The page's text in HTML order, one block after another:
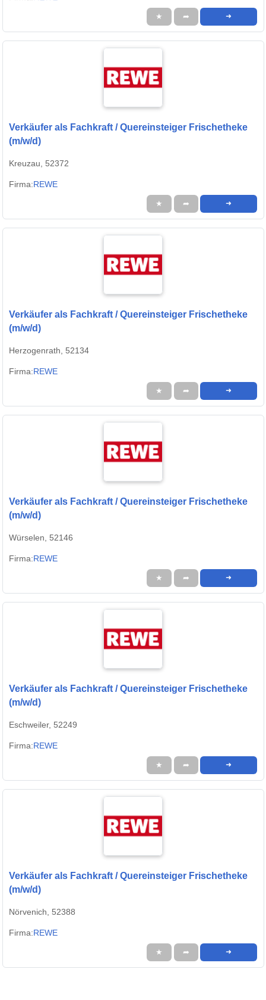
★ ➦ ➜
Verkäufer als Fachkraft / Quereinsteiger Frischetheke
(m/w/d)
Kreuzau, 52372
Firma:REWE
★ ➦ ➜
Verkäufer als Fachkraft / Quereinsteiger Frischetheke
(m/w/d)
Herzogenrath, 52134
Firma:REWE
★ ➦ ➜
Verkäufer als Fachkraft / Quereinsteiger Frischetheke
(m/w/d)
Würselen, 52146
Firma:REWE
★ ➦ ➜
Verkäufer als Fachkraft / Quereinsteiger Frischetheke
(m/w/d)
Eschweiler, 52249
Firma:REWE
★ ➦ ➜
Verkäufer als Fachkraft / Quereinsteiger Frischetheke
(m/w/d)
Nörvenich, 52388
Firma:REWE
★ ➦ ➜